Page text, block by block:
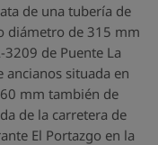
de una tubería de
diámetro de 315 mm
3209 de Puente La
ancianos situada en
mm también de
de la carretera de
El Portazgo en la